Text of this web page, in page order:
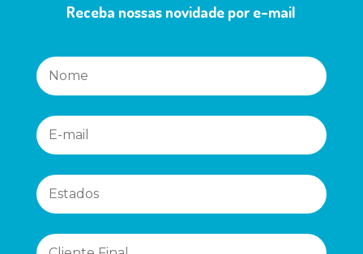
Receba nossas novidade por e-mail